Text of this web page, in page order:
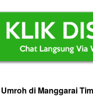
di Manggarai